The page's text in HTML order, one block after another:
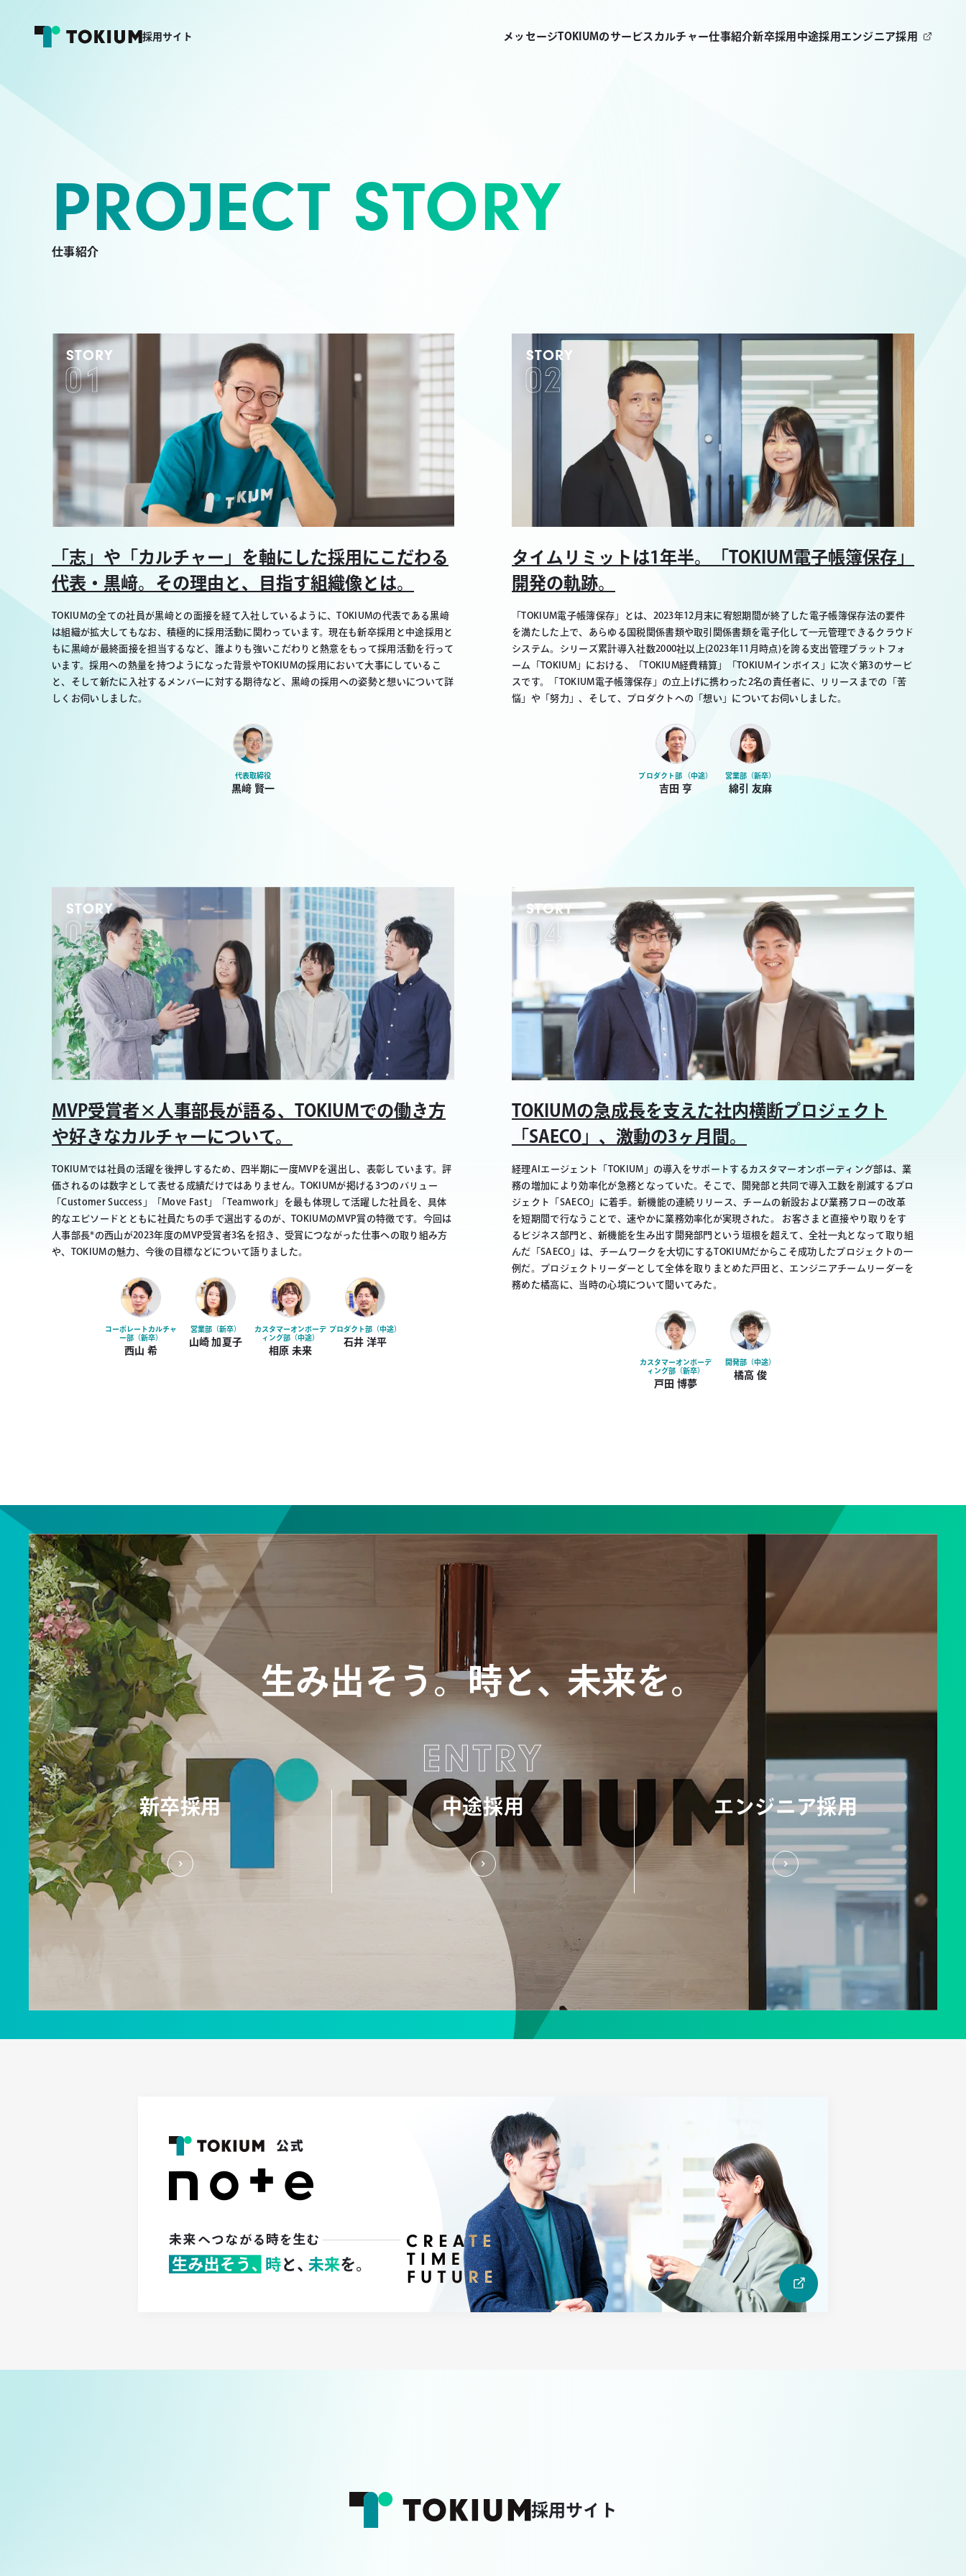
採用サイト メッセージTOKIUMのサービス カルチャー仕事紹介新卒採用 中途採用 エンジニア採用
PROJECT STORY
仕事紹介
STORY
01
「志」や「カルチャー」を軸にした採用にこだわる
代表・黒﨑。その理由と、目指す組織像とは。
TOKIUMの全ての社員が黒﨑との面接を経て入社しているように、TOKIUMの代表である黒﨑
は組織が拡大してもなお、積極的に採用活動に関わっています。現在も新卒採用と中途採用と
もに黒﨑が最終面接を担当するなど、誰よりも強いこだわりと熱意をもって採用活動を行って
います。採用への熱量を持つようになった背景やTOKIUMの採用において大事にしているこ
と、そして新たに入社するメンバーに対する期待など、黒﨑の採用への姿勢と想いについて詳
しくお伺いしました。
代表取締役
黒﨑 賢一
STORY
02
タイムリミットは1年半。「TOKIUM電子帳簿保存」
開発の軌跡。
「TOKIUM電子帳簿保存」とは、2023年12月末に宥恕期間が終了した電子帳簿保存法の要件
を満たした上で、あらゆる国税関係書類や取引関係書類を電子化して一元管理できるクラウド
システム。シリーズ累計導入社数2000社以上(2023年11月時点)を誇る支出管理プラットフォ
ーム「TOKIUM」における、「TOKIUM経費精算」「TOKIUMインボイス」に次ぐ第3のサービ
スです。「TOKIUM電子帳簿保存」の立上げに携わった2名の責任者に、リリースまでの「苦
悩」や「努力」、そして、プロダクトへの「想い」についてお伺いしました。
プロダクト部 （中途）
吉田 亨
営業部（新卒）
綿引 友麻
STORY
03
MVP受賞者×人事部長が語る、TOKIUMでの働き方
や好きなカルチャーについて。
TOKIUMでは社員の活躍を後押しするため、四半期に一度MVPを選出し、表彰しています。評
価されるのは数字として表せる成績だけではありません。TOKIUMが掲げる3つのバリュー
「Customer Success」「Move Fast」「Teamwork」を最も体現して活躍した社員を、具体
的なエピソードとともに社員たちの手で選出するのが、TOKIUMのMVP賞の特徴です。今回は
人事部長*の西山が2023年度のMVP受賞者3名を招き、受賞につながった仕事への取り組み方
や、TOKIUMの魅力、今後の目標などについて語りました。
コーポレートカルチャ
ー部（新卒）
西山 希
営業部（新卒）
山崎 加夏子
カスタマーオンボーデ
ィング部（中途）
相原 未来
プロダクト部（中途）
石井 洋平
STORY
04
TOKIUMの急成長を支えた社内横断プロジェクト
「SAECO」、激動の3ヶ月間。
経理AIエージェント「TOKIUM」の導入をサポートするカスタマーオンボーディング部は、業
務の増加により効率化が急務となっていた。そこで、開発部と共同で導入工数を削減するプロ
ジェクト「SAECO」に着手。新機能の連続リリース、チームの新設および業務フローの改革
を短期間で行なうことで、速やかに業務効率化が実現された。 お客さまと直接やり取りをす
るビジネス部門と、新機能を生み出す開発部門という垣根を超えて、全社一丸となって取り組
んだ「SAECO」は、チームワークを大切にするTOKIUMだからこそ成功したプロジェクトの一
例だ。プロジェクトリーダーとして全体を取りまとめた戸田と、エンジニアチームリーダーを
務めた橘高に、当時の心境について聞いてみた。
カスタマーオンボーデ
ィング部（新卒）
戸田 博夢
開発部（中途）
橘高 俊
生み出そう。時と、未来を。
ENTRY
新卒採用 中途採用 エンジニア採用
採用サイト